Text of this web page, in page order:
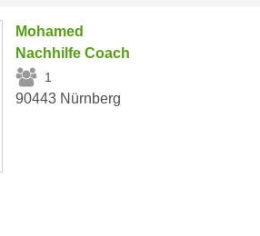
Mohamed
Nachhilfe Coach
1
90443 Nürnberg